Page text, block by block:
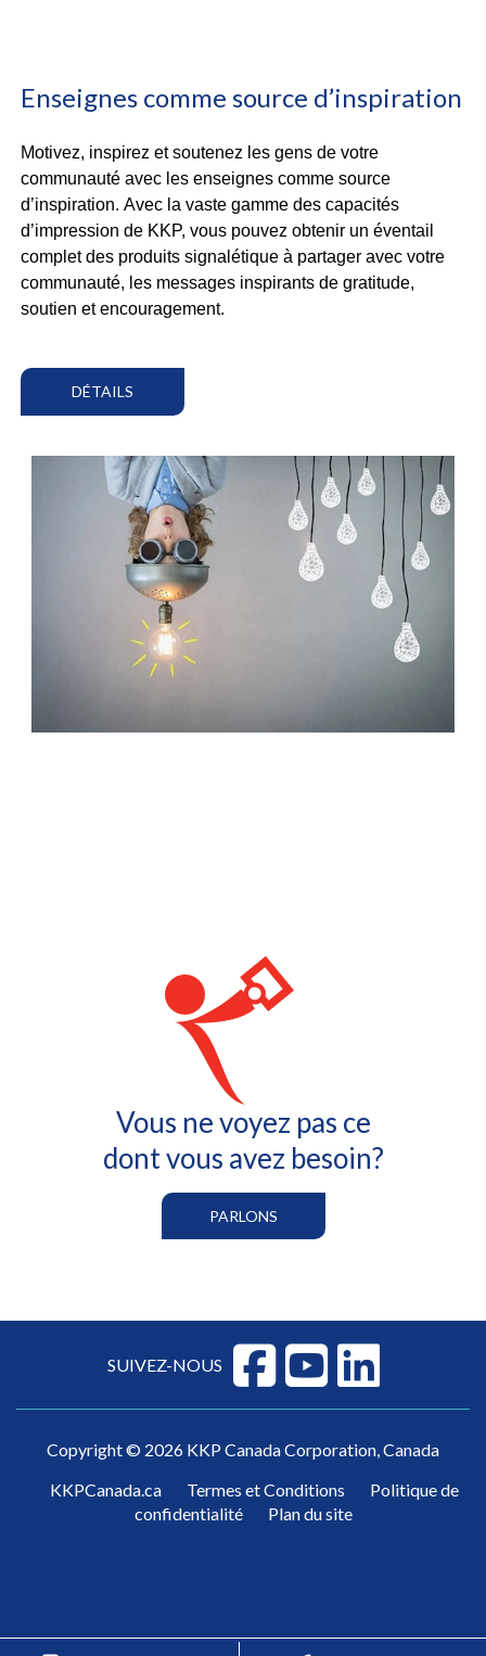
Enseignes comme source d’inspiration
Motivez, inspirez et soutenez les gens de votre
communauté avec les enseignes comme source
d’inspiration. Avec la vaste gamme des capacités
d’impression de KKP, vous pouvez obtenir un éventail
complet des produits signalétique à partager avec votre
communauté, les messages inspirants de gratitude,
soutien et encouragement.
DÉTAILS
Vous ne voyez pas ce
dont vous avez besoin?
PARLONS
SUIVEZ-NOUS
Copyright © 2026 KKP Canada Corporation, Canada
KKPCanada.ca
Termes et Conditions
Politique de
confidentialité
Plan du site